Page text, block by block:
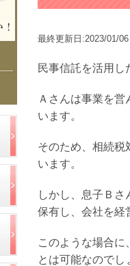
最終更新日:2023/01/06
民事信託を活用
Ａさんは事業を
います。
そのため、相続税
います。
しかし、息子Ｂ
保有し、会社を経
このような場合
とは可能なのでし